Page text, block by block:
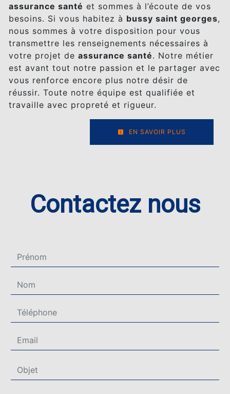
assurance santé et sommes à l’écoute de vos
besoins. Si vous habitez à bussy saint georges,
nous sommes à votre disposition pour vous
transmettre les renseignements nécessaires à
votre projet de assurance santé. Notre métier
est avant tout notre passion et le partager avec
vous renforce encore plus notre désir de
réussir. Toute notre équipe est qualifiée et
travaille avec propreté et rigueur.
EN SAVOIR PLUS
Contactez nous